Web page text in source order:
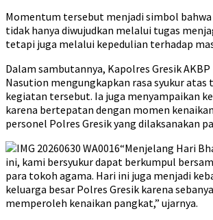
Momentum tersebut menjadi simbol
tidak hanya diwujudkan melalui tugas
tetapi juga melalui kepedulian terhadap
Dalam sambutannya, Kapolres Gresik AKBP
Nasution mengungkapkan rasa syukur atas
kegiatan tersebut. Ia juga menyampaikan
karena bertepatan dengan momen
personel Polres Gresik yang dilaksanakan
“Menjelang Hari
ini, kami bersyukur dapat berkumpul
para tokoh agama. Hari ini juga menjadi
keluarga besar Polres Gresik karena
memperoleh kenaikan pangkat,” ujarnya.